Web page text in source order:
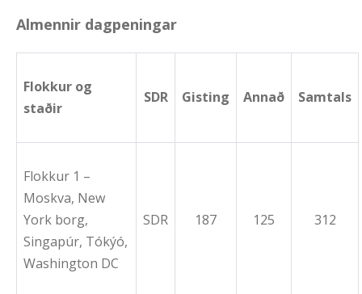
Almennir dagpeningar
Flokkur og
staðir
SDR Gisting Annað Samtals
Flokkur 1 –
Moskva, New
York borg,
Singapúr, Tókýó,
Washington DC
SDR 187 125 312